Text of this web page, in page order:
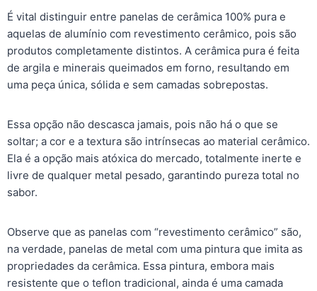
É vital distinguir entre panelas de cerâmica 100% pura e
aquelas de alumínio com revestimento cerâmico, pois são
produtos completamente distintos. A cerâmica pura é feita
de argila e minerais queimados em forno, resultando em
uma peça única, sólida e sem camadas sobrepostas.
Essa opção não descasca jamais, pois não há o que se
soltar; a cor e a textura são intrínsecas ao material cerâmico.
Ela é a opção mais atóxica do mercado, totalmente inerte e
livre de qualquer metal pesado, garantindo pureza total no
sabor.
Observe que as panelas com “revestimento cerâmico” são,
na verdade, panelas de metal com uma pintura que imita as
propriedades da cerâmica. Essa pintura, embora mais
resistente que o teflon tradicional, ainda é uma camada